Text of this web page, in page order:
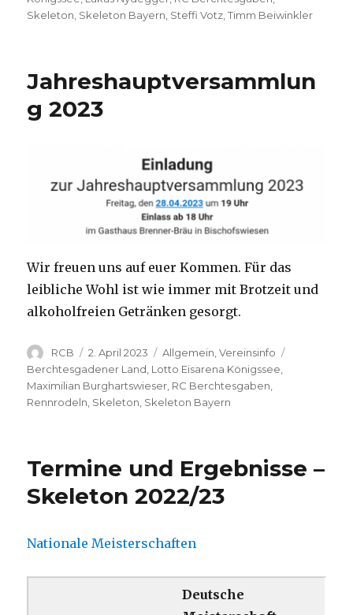
Skeleton Skeleton Bayern Steffi Votz ,Timm Beiwinkler
Jahreshauptversammlun
g 2023
Wir freuen uns auf euer Kommen. Für das
leibliche Wohl ist wie immer mit Brotzeit und
alkoholfreien Getränken gesorgt.
Autor
RCB
Veröffentlicht
am
2. April 2023 Kategorien
Allgemein ,Vereinsinfo
Berchtesgadener Land Lotto Eisarena Königssee
Maximilian Burghartswieser RC Berchtesgaben
Rennrodeln Skeleton Skeleton Bayern
Termine und Ergebnisse –
Skeleton 2022/23
Nationale Meisterschaften
Deutsche